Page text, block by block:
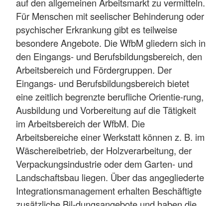
auf den allgemeinen Arbeitsmarkt zu vermitteln.
Für Menschen mit seelischer Behinderung oder
psychischer Erkrankung gibt es teilweise
besondere Angebote. Die WfbM gliedern sich in
den Eingangs- und Berufsbildungsbereich, den
Arbeitsbereich und Fördergruppen. Der
Eingangs- und Berufsbildungsbereich bietet
eine zeitlich begrenzte berufliche Orientie-rung,
Ausbildung und Vorbereitung auf die Tätigkeit
im Arbeitsbereich der WfbM. Die
Arbeitsbereiche einer Werkstatt können z. B. im
Wäschereibetrieb, der Holzverarbeitung, der
Verpackungsindustrie oder dem Garten- und
Landschaftsbau liegen. Über das angegliederte
Integrationsmanagement erhalten Beschäftigte